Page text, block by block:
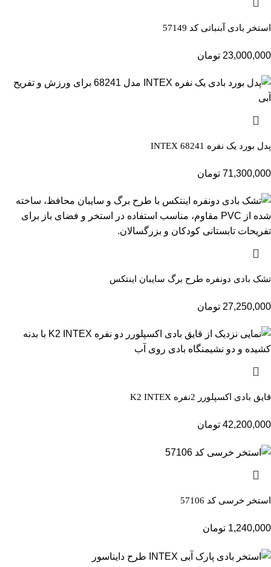
استخر بادی آبنباتی کد 57149
23,000,000 تومان
پدل بورد یک نفره INTEX 68241
71,300,000 تومان
تشک بادی دونفره طرح برگ سایبان اینتکس
27,250,000 تومان
قایق بادی اکسپلورر 2نفره K2 INTEX
42,200,000 تومان
استخر خرسی کد 57106
1,240,000 تومان